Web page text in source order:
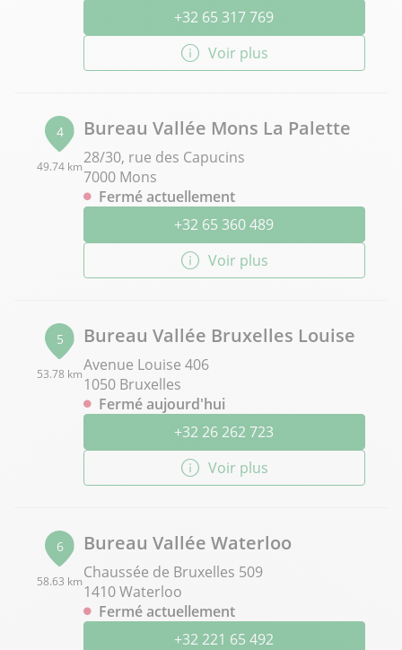
+32 65 317 769
Voir plus
4
49.74 km
Bureau Vallée Mons La Palette
28/30, rue des Capucins
7000 Mons
Fermé actuellement
+32 65 360 489
Voir plus
5
53.78 km
Bureau Vallée Bruxelles Louise
Avenue Louise 406
1050 Bruxelles
Fermé aujourd'hui
+32 26 262 723
Voir plus
6
58.63 km
Bureau Vallée Waterloo
Chaussée de Bruxelles 509
1410 Waterloo
Fermé actuellement
+32 221 65 492